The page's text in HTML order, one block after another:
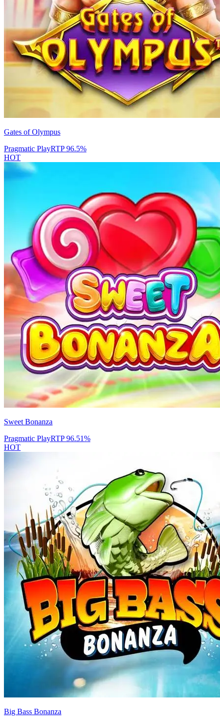
Gates of Olympus
Pragmatic PlayRTP96.5%
HOT
Sweet Bonanza
Pragmatic PlayRTP96.51%
HOT
Big Bass Bonanza